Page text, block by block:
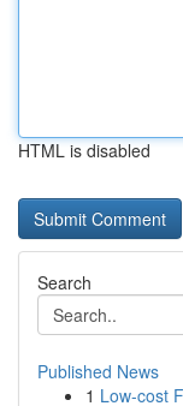
HTML is disabled
Search
Published News
1 Low-cost